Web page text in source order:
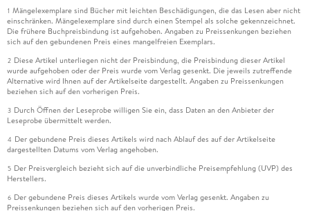
1 Mängelexemplare sind Bücher mit leichten Beschädigungen, die das Lesen aber nicht
einschränken. Mängelexemplare sind durch einen Stempel als solche gekennzeichnet.
Die frühere Buchpreisbindung ist aufgehoben. Angaben zu Preissenkungen beziehen
sich auf den gebundenen Preis eines mangelfreien Exemplars.
2 Diese Artikel unterliegen nicht der Preisbindung, die Preisbindung dieser Artikel
wurde aufgehoben oder der Preis wurde vom Verlag gesenkt. Die jeweils zutreffende
Alternative wird Ihnen auf der Artikelseite dargestellt. Angaben zu Preissenkungen
beziehen sich auf den vorherigen Preis.
3 Durch Öffnen der Leseprobe willigen Sie ein, dass Daten an den Anbieter der
Leseprobe übermittelt werden.
4 Der gebundene Preis dieses Artikels wird nach Ablauf des auf der Artikelseite
dargestellten Datums vom Verlag angehoben.
5 Der Preisvergleich bezieht sich auf die unverbindliche Preisempfehlung (UVP) des
Herstellers.
6 Der gebundene Preis dieses Artikels wurde vom Verlag gesenkt. Angaben zu
Preissenkungen beziehen sich auf den vorherigen Preis.